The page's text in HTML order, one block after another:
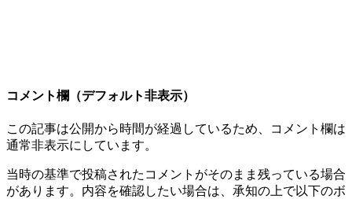
コメント欄（デフォルト非表示）
この記事は公開から時間が経過しているため、コメント欄は
通常非表示にしています。
当時の基準で投稿されたコメントがそのまま残っている場合
があります。内容を確認したい場合は、承知の上で以下のボ